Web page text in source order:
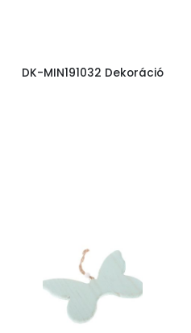
DK-MIN191032 Dekoráció